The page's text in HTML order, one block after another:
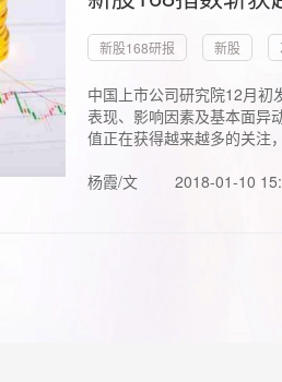
新股168研报 新股
中国上市公司研究院12月初
表现、影响因素及基本面异
值正在获得越来越多的关注
杨霞/文
2018-01-10